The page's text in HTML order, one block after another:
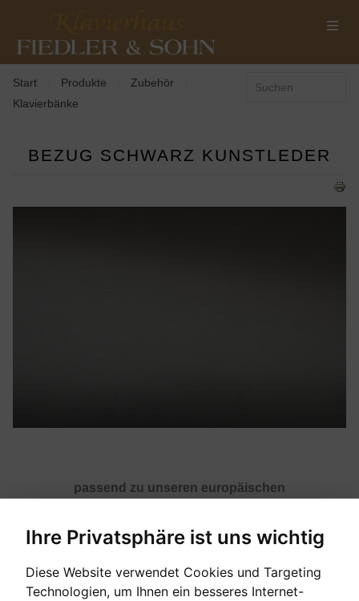
Ihre Privatsphäre ist uns wichtig
Diese Website verwendet Cookies und Targeting
Technologien, um Ihnen ein besseres Internet-
Start Produkte Zubehör
Klavierbänke
BEZUG SCHWARZ KUNSTLEDER
passend zu unseren europäischen
[auf Bestellung]